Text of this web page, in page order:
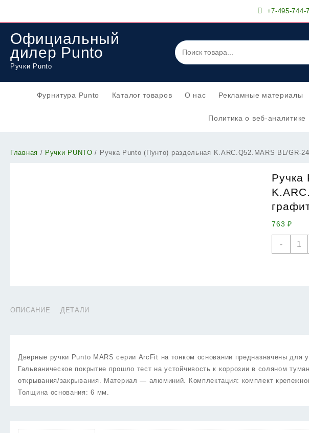
+7-495-744-
Официальный
дилер Punto
Ручки Punto
Фурнитура Punto Каталог товаров О нас Рекламные материалы
Политика о веб-
Главная / Ручки PUNTO / Ручка Punto (Пунто) раздельная K.ARC.Q52.MARS BL/GR-
Ручка
763₽
-
ОПИСАНИЕ ДЕТАЛИ
Дверные ручки Punto MARS серии ArcFit на тонком основании предназначены для
Гальваническое покрытие прошло тест на устойчивость к коррозии в соляном
открывания/закрывания. Материал — алюминий. Комплектация: комплект
Толщина основания: 6 мм.